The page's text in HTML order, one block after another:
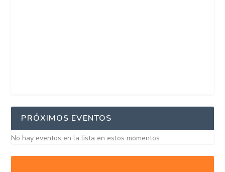
PRÓXIMOS EVENTOS
No hay eventos en la lista en estos momentos